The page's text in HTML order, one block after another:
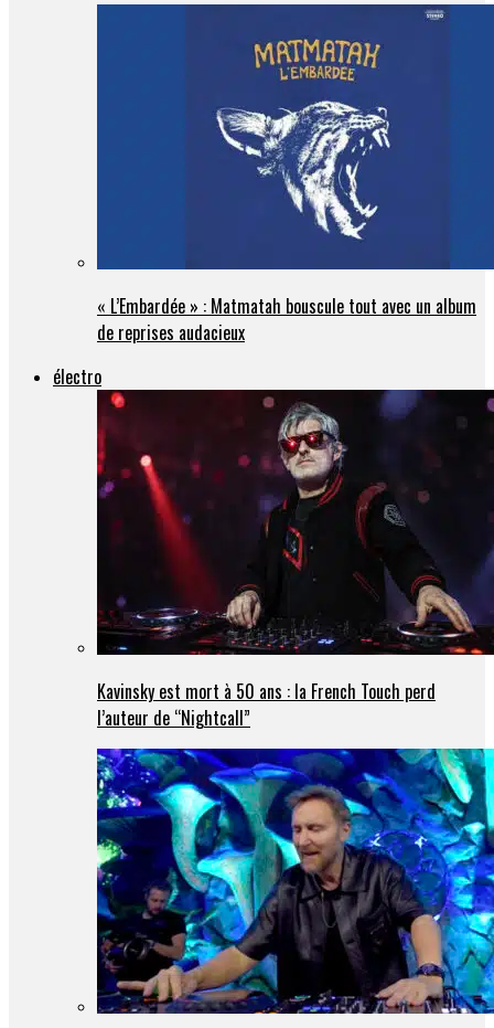
« L’Embardée » : Matmatah bouscule tout avec un album
de reprises audacieux
électro
Kavinsky est mort à 50 ans : la French Touch perd
l’auteur de “Nightcall”